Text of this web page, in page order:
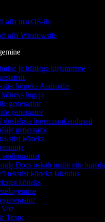
alla macOS-ile
alla Windowsile
ja häälega kirjutamine
kõneks Androidis
kõneks lugeja
generaator
generaator
düsleksia lugemisrakendused
generaator
kõneks
Docs oskab mulle ette lugeda
tekstist kõneks laiendus
kõneks
Voz
Texto